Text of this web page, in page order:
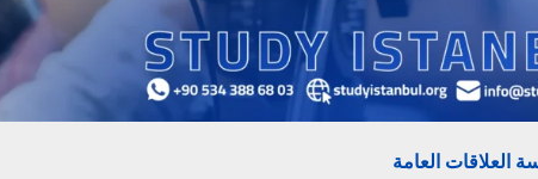
العلاقات العامة